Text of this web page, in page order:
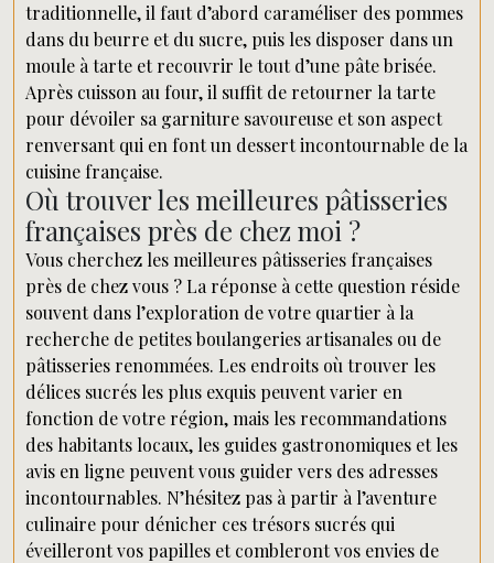
traditionnelle, il faut d’abord caraméliser des pommes
dans du beurre et du sucre, puis les disposer dans un
moule à tarte et recouvrir le tout d’une pâte brisée.
Après cuisson au four, il suffit de retourner la tarte
pour dévoiler sa garniture savoureuse et son aspect
renversant qui en font un dessert incontournable de la
cuisine française.
Où trouver les meilleures pâtisseries
françaises près de chez moi ?
Vous cherchez les meilleures pâtisseries françaises
près de chez vous ? La réponse à cette question réside
souvent dans l’exploration de votre quartier à la
recherche de petites boulangeries artisanales ou de
pâtisseries renommées. Les endroits où trouver les
délices sucrés les plus exquis peuvent varier en
fonction de votre région, mais les recommandations
des habitants locaux, les guides gastronomiques et les
avis en ligne peuvent vous guider vers des adresses
incontournables. N’hésitez pas à partir à l’aventure
culinaire pour dénicher ces trésors sucrés qui
éveilleront vos papilles et combleront vos envies de